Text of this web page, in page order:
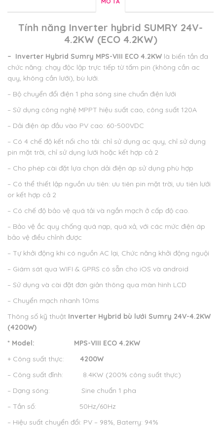
Tính năng Inverter hybrid SUMRY 24V-
4.2KW (ECO 4.2KW)
– Inverter Hybrid Sumry MPS-VIII ECO 4.2KW là biến tần đa
chức năng: chạy độc lập trực tiếp từ tấm pin (không cần ac
quy, không cần lưới), bù lưới.
– Bộ chuyển đổi điện 1 pha sóng sine chuẩn điện lưới
– Sử dụng công nghệ MPPT hiệu suất cao, công suất 120A
– Dải điện áp đầu vào PV cao: 60-500VDC
– Có 4 chế độ kết nối cho tải: chỉ sử dụng ac quy, chỉ sử dụng
pin mặt trời, chỉ sử dụng lưới hoặc kết hợp cả 2
– Cho phép cài đặt lựa chọn dải điện áp sử dụng phù hợp
– Có thể thiết lập nguồn ưu tiên: ưu tiên pin mặt trời, ưu tiên lưới
or kết hợp cả 2
– Có chế độ bảo vệ quá tải và ngắn mạch ở cấp độ cao.
– Bảo vệ ắc quy chống quá nạp, quá xả, với các mức điện áp
bảo vệ điều chỉnh được
– Tự khởi động khi có nguồn AC lại, Chức năng khởi động nguội
– Giám sát qua WIFI & GPRS có sẵn cho iOS và android
– Sử dụng và cài đặt đơn giản thông qua màn hình LCD
– Chuyển mạch nhanh 10ms
Thông số kỹ thuật Inverter Hybrid bù lưới Sumry 24V-4.2KW
(4200W)
* Model:
MPS-VIII ECO 4.2KW
+ Công suất thực: 4200W
– Công suất đỉnh: 8.4KW (200% công suất thực)
– Dạng sóng: Sine chuẩn 1 pha
– Tần số: 50Hz/60Hz
– Hiệu suất chuyển đổi: PV – 98%, Baterry: 94%